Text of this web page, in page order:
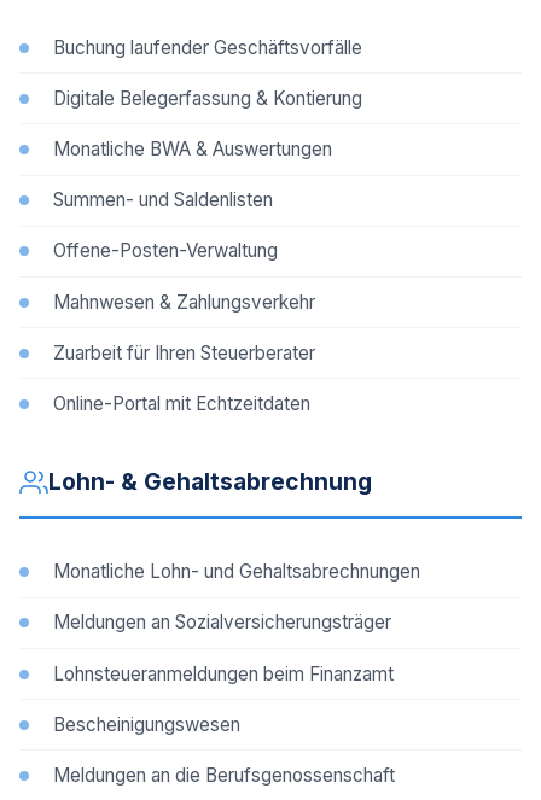
Buchung laufender Geschäftsvorfälle
Digitale Belegerfassung & Kontierung
Monatliche BWA & Auswertungen
Summen- und Saldenlisten
Offene-Posten-Verwaltung
Mahnwesen & Zahlungsverkehr
Zuarbeit für Ihren Steuerberater
Online-Portal mit Echtzeitdaten
Lohn- & Gehaltsabrechnung
Monatliche Lohn- und Gehaltsabrechnungen
Meldungen an Sozialversicherungsträger
Lohnsteueranmeldungen beim Finanzamt
Bescheinigungswesen
Meldungen an die Berufsgenossenschaft